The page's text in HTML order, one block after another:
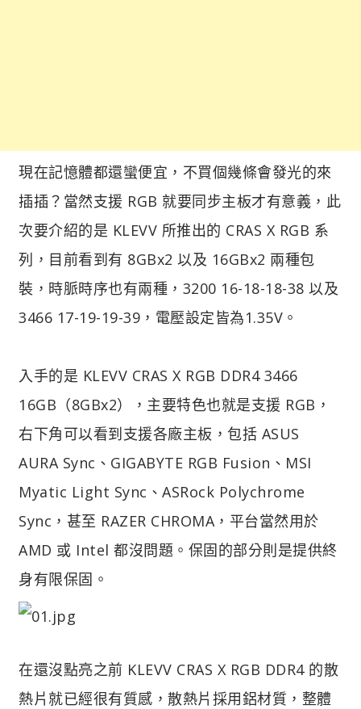
現在記憶體都還蠻便宜，不買個幾條會發光的來
插插？當然支援 RGB 就要同步主板才有意義，此
次要介紹的是 KLEVV 所推出的 CRAS X RGB 系
列，目前看到有 8GBx2 以及 16GBx2 兩種包
裝，時脈時序也有兩種，3200 16-18-18-38 以及
3466 17-19-19-39，電壓設定皆為1.35V。
入手的是 KLEVV CRAS X RGB DDR4 3466
16GB（8GBx2），主要特色也就是支援 RGB，
右下角可以看到支援各廠主板，包括 ASUS
AURA Sync、GIGABYTE RGB Fusion、MSI
Myatic Light Sync、ASRock Polychrome
Sync，甚至 RAZER CHROMA，平台當然用於
AMD 或 Intel 都沒問題。保固的部分則是提供終
身有限保固。
在還沒點亮之前 KLEVV CRAS X RGB DDR4 的散
熱片就已經很有質感，散熱片採用鋁材質，整體